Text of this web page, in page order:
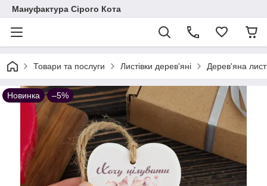
Мануфактура Сірого Кота
Товари та послуги Листівки дерев'яні Дерев'яна
Новинка –5%